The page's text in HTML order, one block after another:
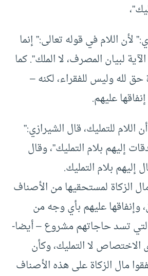
اللام في قوله تعالى:” إنما
لبيان المصرف، لا الملك”. كما
حق لله وليس للفقراء، لكنه –
عليهم.
أن اللام للتمليك، قال الشيرازي:”
إليهم بلام التمليك”، وقال
إليهم بلام التمليك.
الزكاة لمستحقيها من الأصناف
وإنفاقها عليهم بأي وجه من
تسد حاجاتهم مشروع – أيضا-
لا التمليك، وكأن
مال الزكاة على هذه الأصناف